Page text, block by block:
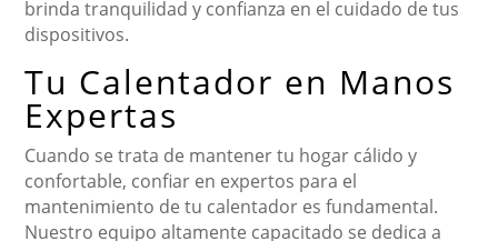
brinda tranquilidad y confianza en el cuidado de tus
dispositivos.
Tu Calentador en Manos
Expertas
Cuando se trata de mantener tu hogar cálido y
confortable, confiar en expertos para el
mantenimiento de tu calentador es fundamental.
Nuestro equipo altamente capacitado se dedica a